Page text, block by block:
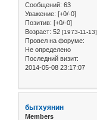
Сообщений: 63
Уважение: [+0/-0]
Позитив: [+0/-0]
Возраст: 52 [1973-11-13]
Провел на форуме:
Не определено
Последний визит:
2014-05-08 23:17:07
бытхуянин
Members